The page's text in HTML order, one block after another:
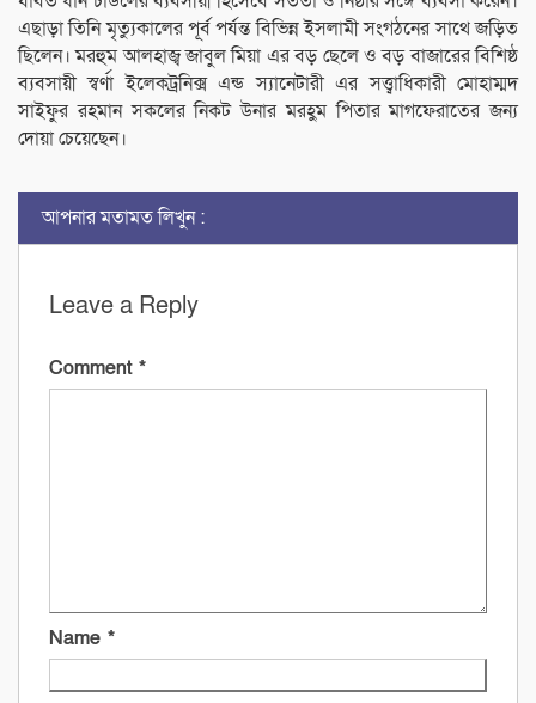
এছাড়া তিনি মৃত্যুকা‌লের পূর্ব পর্যন্ত বি‌ভিন্ন ইসলামী সংগঠ‌নের সা‌থে জ‌ড়িত
ছি‌লেন। মরহুম অালহাজ্ব জাবু‌ল মিয়া এর বড় ছে‌লে ও বড় বাজা‌রের বি‌শিষ্ঠ
ব্যবসায়ী স্বর্ণা ই‌লেকট্র‌নিক্স এন্ড স্যা‌নেটারী এর সত্ত্ব‌া‌ধিকারী মোহাম্মদ
সাইফুর রহমান সক‌লের নিকট উনার মরহ‌ুম পিতার মাগফেরাতের জন্য
দোয়া চে‌য়ে‌ছেন।
আপনার মতামত লিখুন :
Leave a Reply
Comment *
Name *